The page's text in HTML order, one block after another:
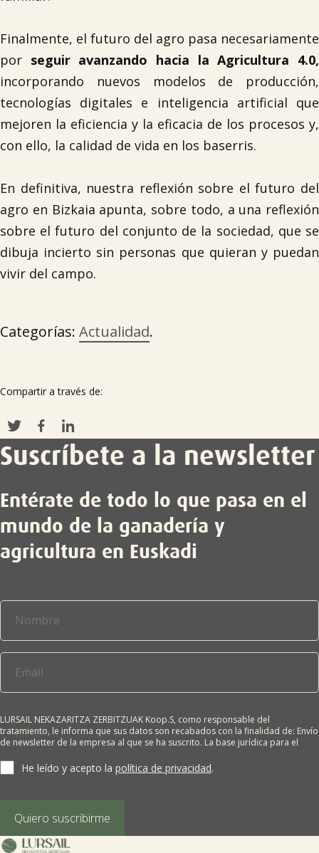
Finalmente, el futuro del agro pasa necesariamente
por seguir avanzando hacia la Agricultura 4.0,
incorporando nuevos modelos de producción,
tecnologías digitales e inteligencia artificial que
mejoren la eficiencia y la eficacia de los procesos y,
con ello, la calidad de vida en los baserris.
En definitiva, nuestra reflexión sobre el futuro del
agro en Bizkaia apunta, sobre todo, a una reflexión
sobre el futuro del conjunto de la sociedad, que se
dibuja incierto sin personas que quieran y puedan
vivir del campo.
Categorías: Actualidad.
Compartir a través de:
Suscríbete a la newsletter
Entérate de todo lo que pasa en el
mundo de la ganadería y
agricultura en Euskadi
LURSAIL NEKAZARITZA ZERBITZUAK Koop.S, como responsable del
tratamiento, le informa que sus datos son recabados con la finalidad de: Envío
de newsletter de la empresa al que se ha suscrito. La base jurídica para el
terceros salvo obligación legal. Cualquier persona tiene derecho a solicitar el
acceso, rectificación, supresión, limitación del tratamiento, oposición o
lursail@lursailkoop.eus. Puede obtener información adicional en nuestra
página web.
He leído y acepto la política de privacidad.
Quiero suscribirme